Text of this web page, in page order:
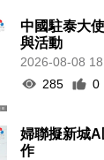
中國駐泰大
與活動
2026-08-08
285
0
婦聯擬新城
作